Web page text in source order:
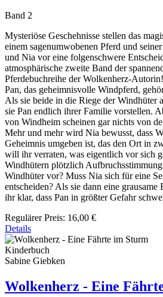
Band 2
Mysteriöse Geschehnisse stellen das
einem sagenumwobenen Pferd und
und Nia vor eine folgenschwere
atmosphärische zweite Band der
Pferdebuchreihe der Wolkenherz-
Pan, das geheimnisvolle Windpferd,
Als sie beide in die Riege der Windhüter
sie Pan endlich ihrer Familie vorstellen.
von Windheim scheinen gar nichts von
Mehr und mehr wird Nia bewusst, dass
Geheimnis umgeben ist, das den Ort in
will ihr verraten, was eigentlich vor sich
Windhütern plötzlich
Windhüter vor? Muss Nia sich für eine
entscheiden? Als sie dann eine
ihr klar, dass Pan in größter Gefahr
Regulärer Preis: 16,00 €
Details
Kinderbuch
Sabine Giebken
Wolkenherz - Eine